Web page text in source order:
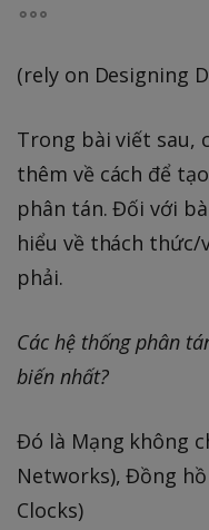
(rely on Designing
Trong bài viết sau,
thêm về cách để
phân tán. Đối với
hiểu về thách thức/
phải.
Các hệ thống phân
biến nhất?
Đó là Mạng không
Networks), Đồng
Clocks)